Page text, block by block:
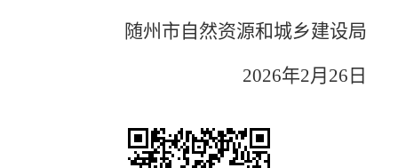
随州市自然资源和城乡建设局
2026年2月 26 日